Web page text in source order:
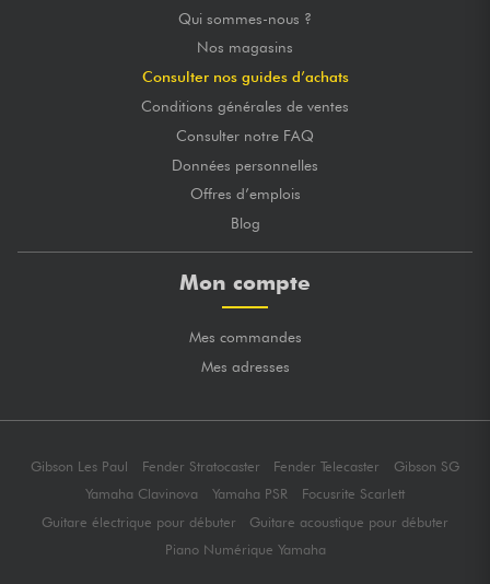
Qui sommes-nous ?
Nos magasins
Consulter nos guides d’achats
Conditions générales de ventes
Consulter notre FAQ
Données personnelles
Offres d’emplois
Blog
Mon compte
Mes commandes
Mes adresses
Gibson Les Paul Fender Stratocaster Fender Telecaster
Gibson SG
Yamaha Clavinova
Yamaha PSR
Focusrite Scarlett
Guitare électrique pour débuter
Guitare acoustique pour débuter
Piano Numérique Yamaha